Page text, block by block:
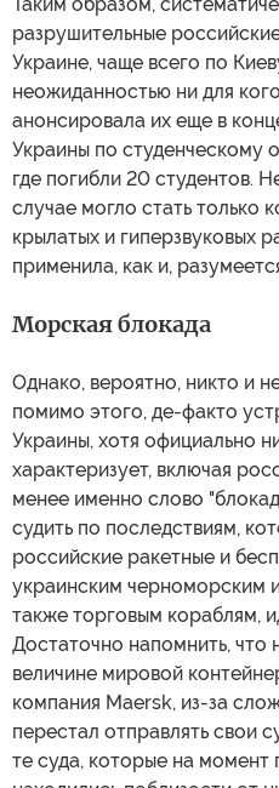
разрушительные
Украине, чаще всего по
неожиданностью ни для
анонсировала их еще в
Украины по студенческому
где погибли 20 студентов.
случае могло стать только
крылатых и гиперзвуковых
применила, как и,
Морская блокада
Однако, вероятно, никто и
помимо этого, де-факто
Украины, хотя официально
характеризует, включая
менее именно слово
судить по последствиям,
российские ракетные и
украинским черноморским
также торговым кораблям,
Достаточно напомнить, что
величине мировой
компания Maersk, из-за
перестал отправлять свои
те суда, которые на момент